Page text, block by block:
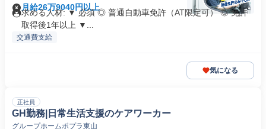
月給26万9040円以上
求める人材: ▼ 必須 ◎ 普通自動車免許（AT限定可） ◎ 免許
取得後1年以上 ▼...
交通費支給
気になる
正社員
GH勤務|日常生活支援のケアワーカー
グループホームポプラ東山